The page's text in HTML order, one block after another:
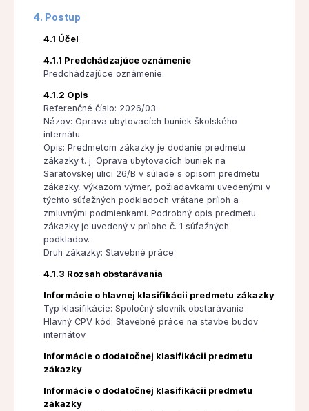
4. Postup
4.1 Účel
4.1.1 Predchádzajúce oznámenie
Predchádzajúce oznámenie:
4.1.2 Opis
Referenčné číslo: 2026/03
Názov: Oprava ubytovacích buniek školského
internátu
Opis: Predmetom zákazky je dodanie predmetu
zákazky t. j. Oprava ubytovacích buniek na
Saratovskej ulici 26/B v súlade s opisom predmetu
zákazky, výkazom výmer, požiadavkami uvedenými v
týchto súťažných podkladoch vrátane príloh a
zmluvnými podmienkami. Podrobný opis predmetu
zákazky je uvedený v prílohe č. 1 súťažných
podkladov.
Druh zákazky: Stavebné práce
4.1.3 Rozsah obstarávania
Informácie o hlavnej klasifikácii predmetu zákazky
Typ klasifikácie: Spoločný slovník obstarávania
Hlavný CPV kód: Stavebné práce na stavbe budov
internátov
Informácie o dodatočnej klasifikácii predmetu
zákazky
Informácie o dodatočnej klasifikácii predmetu
zákazky